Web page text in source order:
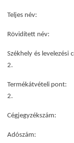
Teljes név:
Rövidített
Székhely és
2.
Termékátvételi
2.
Adószám: